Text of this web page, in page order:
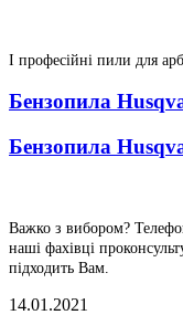
І професійні пили для
Бензопила
Бензопила
Важко з вибором?
наші фахівці
підходить Вам.
14.01.2021